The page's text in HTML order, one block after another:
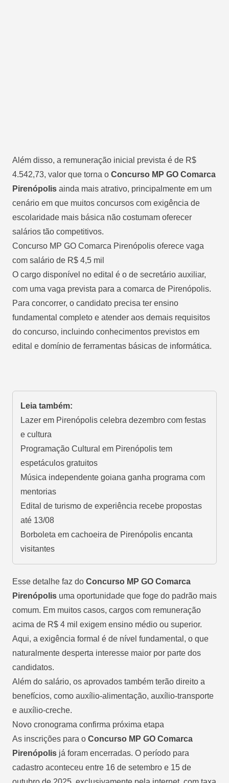
Além disso, a remuneração inicial prevista é de R$
4.542,73, valor que torna o Concurso MP GO Comarca
Pirenópolis ainda mais atrativo, principalmente em um
cenário em que muitos concursos com exigência de
escolaridade mais básica não costumam oferecer
salários tão competitivos.
Concurso MP GO Comarca Pirenópolis oferece vaga
com salário de R$ 4,5 mil
O cargo disponível no edital é o de secretário auxiliar,
com uma vaga prevista para a comarca de Pirenópolis.
Para concorrer, o candidato precisa ter ensino
fundamental completo e atender aos demais requisitos
do concurso, incluindo conhecimentos previstos em
edital e domínio de ferramentas básicas de informática.
Leia também:
Lazer em Pirenópolis celebra dezembro com festas
e cultura
Programação Cultural em Pirenópolis tem
espetáculos gratuitos
Música independente goiana ganha programa com
mentorias
Edital de turismo de experiência recebe propostas
até 13/08
Borboleta em cachoeira de Pirenópolis encanta
visitantes
Esse detalhe faz do Concurso MP GO Comarca
Pirenópolis uma oportunidade que foge do padrão mais
comum. Em muitos casos, cargos com remuneração
acima de R$ 4 mil exigem ensino médio ou superior.
Aqui, a exigência formal é de nível fundamental, o que
naturalmente desperta interesse maior por parte dos
candidatos.
Além do salário, os aprovados também terão direito a
benefícios, como auxílio-alimentação, auxílio-transporte
e auxílio-creche.
Novo cronograma confirma próxima etapa
As inscrições para o Concurso MP GO Comarca
Pirenópolis já foram encerradas. O período para
cadastro aconteceu entre 16 de setembro e 15 de